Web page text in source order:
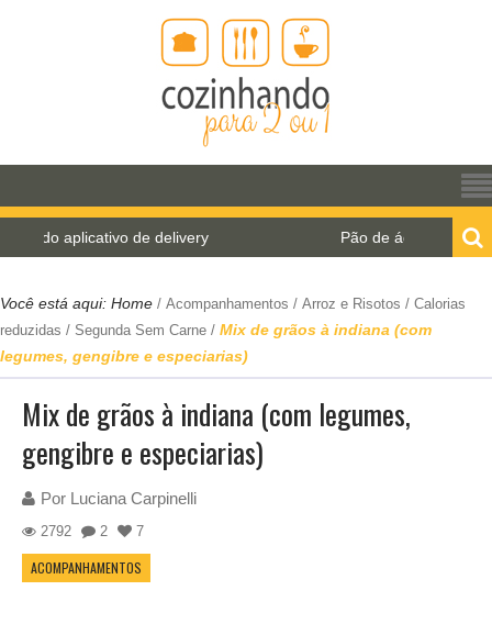
aplicativo de delivery Pão de água para o World
Você está aqui: Home / Acompanhamentos / Arroz e Risotos / Calorias
reduzidas / Segunda Sem Carne / Mix de grãos à indiana (com
legumes, gengibre e especiarias)
Mix de grãos à indiana (com legumes,
gengibre e especiarias)
Por Luciana Carpinelli
2792 2 7
ACOMPANHAMENTOS